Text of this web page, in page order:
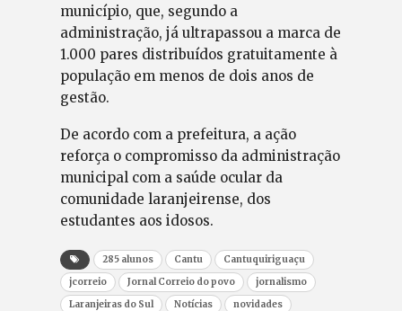
município, que, segundo a
administração, já ultrapassou a marca de
1.000 pares distribuídos gratuitamente à
população em menos de dois anos de
gestão.
De acordo com a prefeitura, a ação
reforça o compromisso da administração
municipal com a saúde ocular da
comunidade laranjeirense, dos
estudantes aos idosos.
285 alunos Cantu
Cantuquiriguaçu
jcorreio
Jornal Correio do povo
jornalismo
Laranjeiras do Sul
Notícias
novidades